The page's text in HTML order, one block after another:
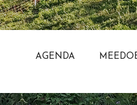
AGENDA